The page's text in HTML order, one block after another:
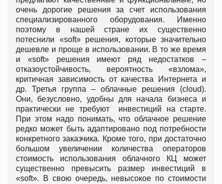
очень дорогие решения за счет использования
специализированного оборудования. Именно
поэтому в нашей стране их существенно
потеснили «soft» решения, которые значительно
дешевле и проще в использовании. В то же время
и «soft» решения имеют ряд недостатков –
отказоустойчивость, вероятность «взлома»,
критичная зависимость от качества Интернета и
др. Третья группа – облачные решения (cloud).
Они, безусловно, удобны для начала бизнеса и
практически не требуют инвестиций на старте.
При этом надо понимать, что облачное решение
редко может быть адаптировано под потребности
конкретного заказчика. Кроме того, при достаточно
большом увеличении количества операторов
стоимость использования облачного КЦ может
существенно превысить размер инвестиций в
«soft». В свою очередь, невысокое по стоимости